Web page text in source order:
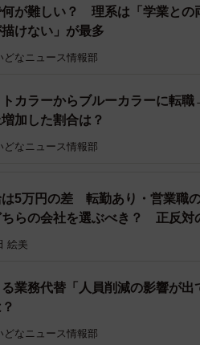
力を感じている」とした学生に
を選んでもよいと思いますか」
条件がよくなるなら」（39.6
の選択肢が広がるなら」（24.1
した学生は合わせて75.1％にの
職種により魅力を感じている」
職を視野」に入れていることが
何が難しい？ 理系は「学業との
描けない」が最多
どなニュース情報部
カラーからブルーカラーに転
加した割合は？
どなニュース情報部
5万円の差 転勤あり・営業職
らの会社を選ぶべき？ 正反対
絵美
業務代替「人員削減の影響が
どなニュース情報部